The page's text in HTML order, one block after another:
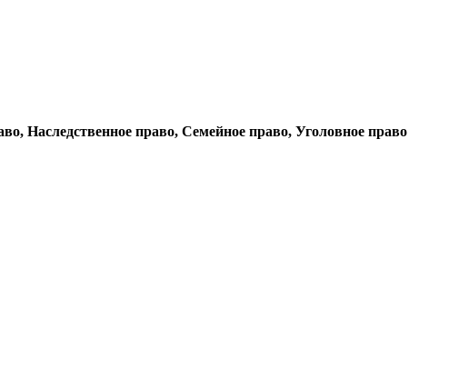
Наследственное право, Семейное право, Уголовное право